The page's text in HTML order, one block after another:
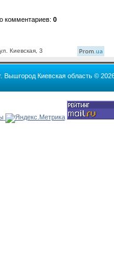
комментариев: 0
Киевская, 3 Prom.ua
Вышгород Киевская область ©